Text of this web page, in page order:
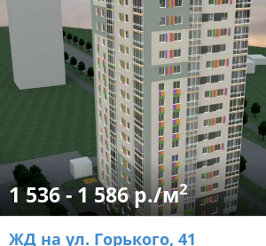
1 536 - 1 586 р./м2
ЖД на ул. Горького, 41